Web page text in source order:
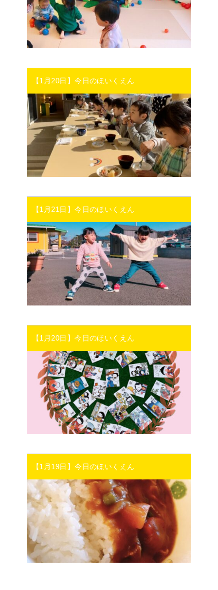
【1月20日】今日のほいくえん
【1月21日】今日のほいくえん
【1月20日】今日のほいくえん
【1月19日】今日のほいくえん